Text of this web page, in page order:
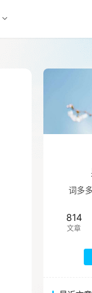
词多
814
文章